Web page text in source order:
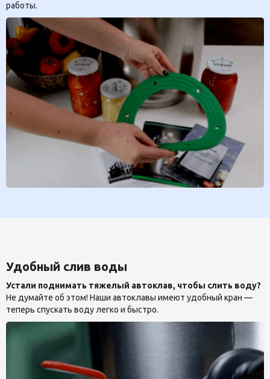
работы.
Удобный слив воды
Устали поднимать тяжелый автоклав, чтобы слить воду?
Не думайте об этом! Наши автоклавы имеют удобный кран —
теперь спускать воду легко и быстро.